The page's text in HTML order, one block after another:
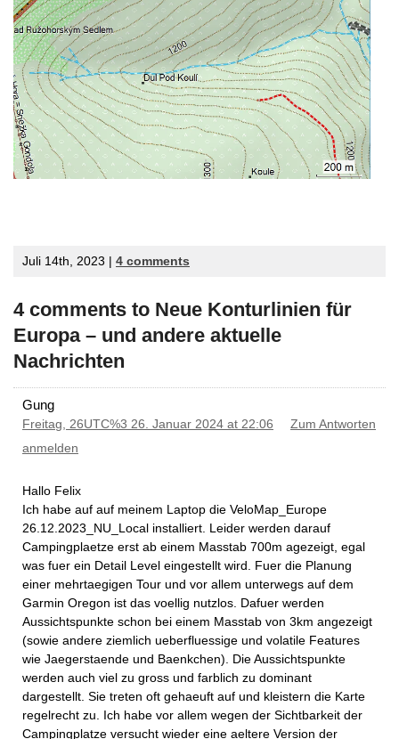
Juli 14th, 2023 | 4 comments
4 comments to Neue Konturlinien für
Europa – und andere aktuelle
Nachrichten
Gung
Freitag, 26UTC%3 26. Januar 2024 at 22:06
Zum Antworten
anmelden
Hallo Felix
Ich habe auf auf meinem Laptop die VeloMap_Europe
26.12.2023_NU_Local installiert. Leider werden darauf
Campingplaetze erst ab einem Masstab 700m agezeigt, egal
was fuer ein Detail Level eingestellt wird. Fuer die Planung
einer mehrtaegigen Tour und vor allem unterwegs auf dem
Garmin Oregon ist das voellig nutzlos. Dafuer werden
Aussichtspunkte schon bei einem Masstab von 3km angezeigt
(sowie andere ziemlich ueberfluessige und volatile Features
wie Jaegerstaende und Baenkchen). Die Aussichtspunkte
werden auch viel zu gross und farblich zu dominant
dargestellt. Sie treten oft gehaeuft auf und kleistern die Karte
regelrecht zu. Ich habe vor allem wegen der Sichtbarkeit der
Campingplatze versucht wieder eine aeltere Version der